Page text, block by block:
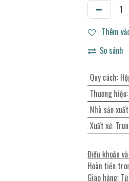
Thêm
So sánh
Quy cách:
Thương hiệu:
Nhà sản xuất
Xuất xứ:
Điều khoản
Hoàn tiền
Giao hàng: